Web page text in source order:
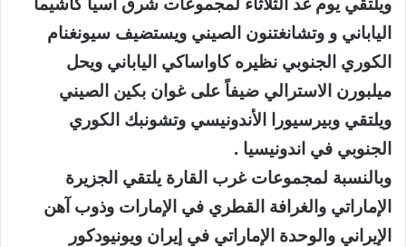
ويلتقي يوم غد الثلاثاء لمجموعات شرق آسيا كاشيما
الياباني و وتشانغتنون الصيني ويستضيف سيونغنام
الكوري الجنوبي نظيره كاواساكي الياباني ويحل
ميلبورن الاسترالي ضيفاً على غوان بكين الصيني
ويلتقي وبيرسيورا الأندونيسي وتشونبك الكوري
الجنوبي في اندونيسيا .
وبالنسبة لمجموعات غرب القارة يلتقي الجزيرة
الإماراتي والغرافة القطري في الإمارات وذوب آهن
الإيراني والوحدة الإماراتي في إيران ويونيودكور